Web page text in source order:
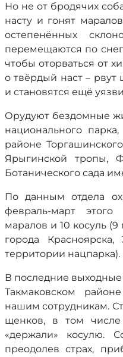
Но не от бродячих
насту и гонят
остепенённых
перемещаются по
чтобы оторваться от
о твёрдый наст –
и становятся ещё
Орудуют бездомные
национального
районе
Ярыгинской тропы,
Ботанического сада
По данным отдела
февраль-март
маралов и 10 косуль
города
территории нацпарка).
В последние
Такмаковском
нашим сотрудникам.
щенков, в том числе
«держали» косулю.
преодолев страх,